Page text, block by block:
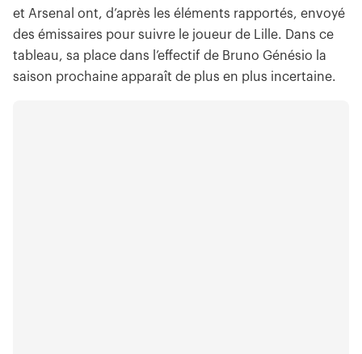
et Arsenal ont, d’après les éléments rapportés, envoyé
des émissaires pour suivre le joueur de Lille. Dans ce
tableau, sa place dans l’effectif de Bruno Génésio la
saison prochaine apparaît de plus en plus incertaine.